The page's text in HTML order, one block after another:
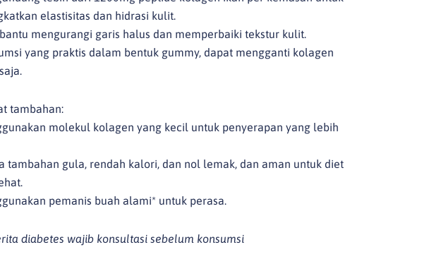
elastisitas dan hidrasi kulit.
mengurangi garis halus dan memperbaiki tekstur kulit.
yang praktis dalam bentuk gummy, dapat mengganti kolagen
tambahan:
molekul kolagen yang kecil untuk penyerapan yang lebih
tambahan gula, rendah kalori, dan nol lemak, dan aman untuk diet
pemanis buah alami* untuk perasa.
diabetes wajib konsultasi sebelum konsumsi